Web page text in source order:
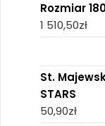
Rozmiar
1 510,50zł
St.
STARS
50,90zł